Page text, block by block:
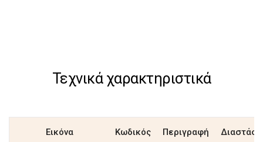
Τεχνικά χαρακτηριστικά
Εικόνα Κωδικός Περιγραφή